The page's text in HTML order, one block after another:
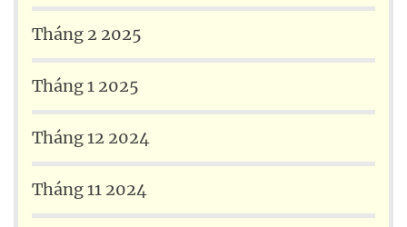
Tháng 2 2025
Tháng 1 2025
Tháng 12 2024
Tháng 11 2024